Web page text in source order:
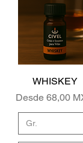
WHISKEY
Desde 68,00
Precio de oferta